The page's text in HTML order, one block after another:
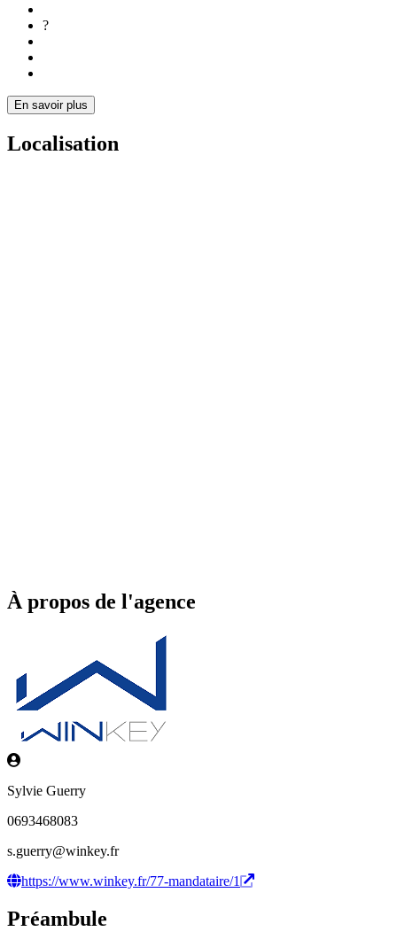
?
En savoir plus
Localisation
À propos de l'agence
Sylvie Guerry
0693468083
s.guerry@winkey.fr
https://www.winkey.fr/77-mandataire/1
Préambule